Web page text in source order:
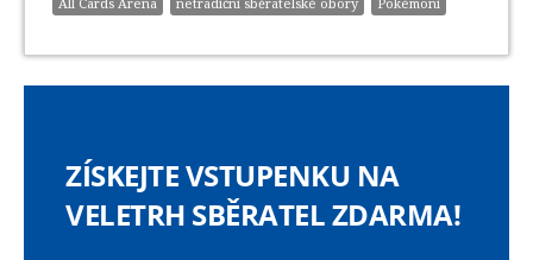
ZÍSKEJTE VSTUPENKU NA
VELETRH SBĚRATEL ZDARMA!